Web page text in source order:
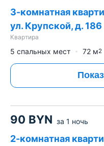
3-комнатная
ул. Крупской, д. 186
Квартира
5 спальных мест 72 м2
90 BYN за 1 ночь
2-комнатная